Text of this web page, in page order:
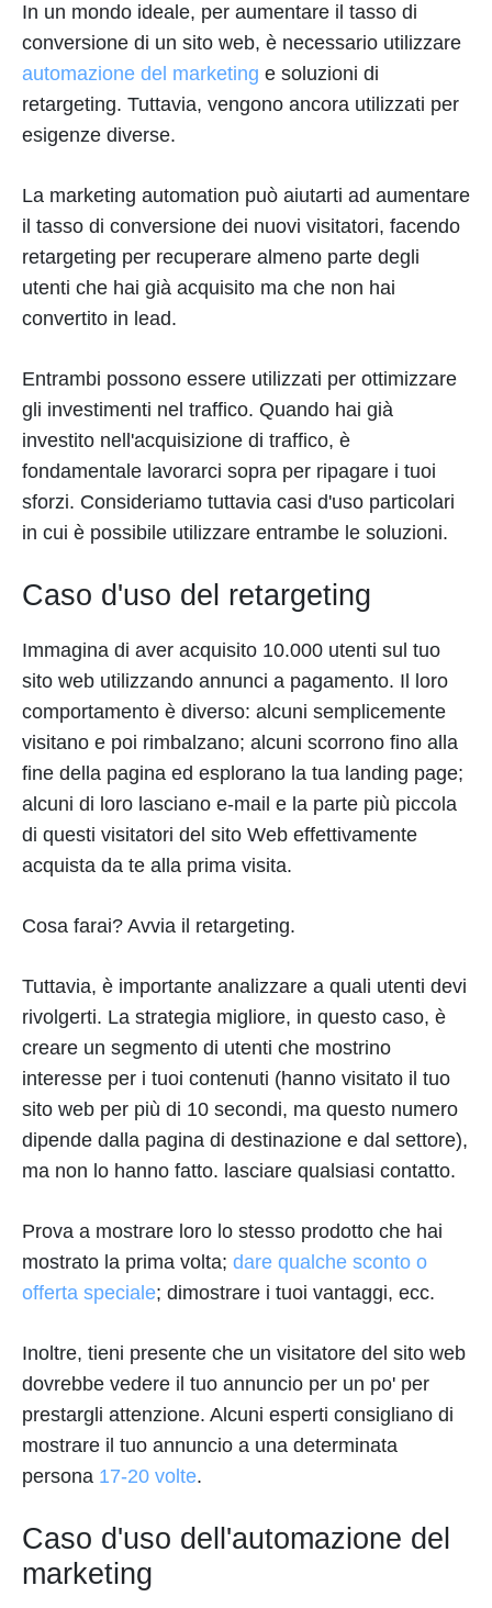
In un mondo ideale, per aumentare il tasso di
conversione di un sito web, è necessario utilizzare
automazione del marketing e soluzioni di
retargeting. Tuttavia, vengono ancora utilizzati per
esigenze diverse.
La marketing automation può aiutarti ad aumentare
il tasso di conversione dei nuovi visitatori, facendo
retargeting per recuperare almeno parte degli
utenti che hai già acquisito ma che non hai
convertito in lead.
Entrambi possono essere utilizzati per ottimizzare
gli investimenti nel traffico. Quando hai già
investito nell'acquisizione di traffico, è
fondamentale lavorarci sopra per ripagare i tuoi
sforzi. Consideriamo tuttavia casi d'uso particolari
in cui è possibile utilizzare entrambe le soluzioni.
Caso d'uso del retargeting
Immagina di aver acquisito 10.000 utenti sul tuo
sito web utilizzando annunci a pagamento. Il loro
comportamento è diverso: alcuni semplicemente
visitano e poi rimbalzano; alcuni scorrono fino alla
fine della pagina ed esplorano la tua landing page;
alcuni di loro lasciano e-mail e la parte più piccola
di questi visitatori del sito Web effettivamente
acquista da te alla prima visita.
Cosa farai? Avvia il retargeting.
Tuttavia, è importante analizzare a quali utenti devi
rivolgerti. La strategia migliore, in questo caso, è
creare un segmento di utenti che mostrino
interesse per i tuoi contenuti (hanno visitato il tuo
sito web per più di 10 secondi, ma questo numero
dipende dalla pagina di destinazione e dal settore),
ma non lo hanno fatto. lasciare qualsiasi contatto.
Prova a mostrare loro lo stesso prodotto che hai
mostrato la prima volta; dare qualche sconto o
offerta speciale; dimostrare i tuoi vantaggi, ecc.
Inoltre, tieni presente che un visitatore del sito web
dovrebbe vedere il tuo annuncio per un po' per
prestargli attenzione. Alcuni esperti consigliano di
mostrare il tuo annuncio a una determinata
persona 17-20 volte.
Caso d'uso dell'automazione del
marketing